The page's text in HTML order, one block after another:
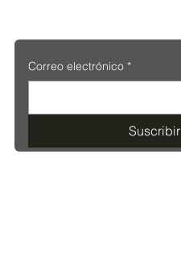
Correo electrónico *
Suscribir